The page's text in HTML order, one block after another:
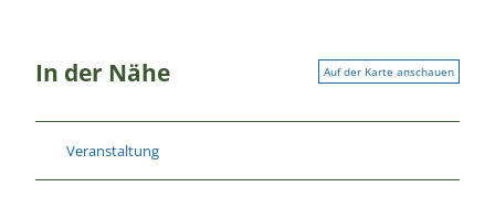
In der Nähe Auf der Karte anschauen
Veranstaltung